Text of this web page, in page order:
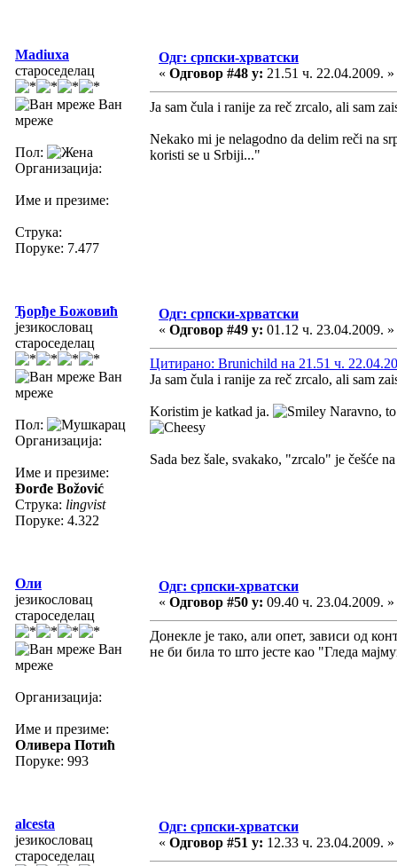
Madiuxa
староседелац
Ван
мреже
Пол:
Организација:
Име и презиме:
Струка:
Поруке: 7.477
Одг: српски-хрватски
« Одговор #48 у: 21.51 ч. 22.04.2009. »
Ja sam čula i ranije za reč zrcalo, ali sam
Nekako mi je nelagodno da delim reči na
koristi se u Srbiji..."
Ђорђе Божовић
језикословац
староседелац
Ван
мреже
Пол:
Организација:
Име и презиме:
Đorđe Božović
Струка: lingvist
Поруке: 4.322
Одг: српски-хрватски
« Одговор #49 у: 01.12 ч. 23.04.2009. »
Цитирано: Brunichild на 21.51 ч.
Ja sam čula i ranije za reč zrcalo, ali sam
Koristim je katkad ja. Naravno,
Sada bez šale, svakako, "zrcalo" je češće
Оли
језикословац
староседелац
Ван
мреже
Организација:
Име и презиме:
Оливера Потић
Поруке: 993
Одг: српски-хрватски
« Одговор #50 у: 09.40 ч. 23.04.2009. »
Донекле је тако, али опет, зависи од
не би била то што јесте као "Гледа
alcesta
језикословац
староседелац
Одг: српски-хрватски
« Одговор #51 у: 12.33 ч. 23.04.2009. »